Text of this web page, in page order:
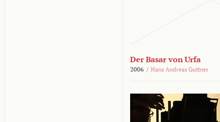
Der Basar von Urfa
2006 / Hans Andreas Guttner